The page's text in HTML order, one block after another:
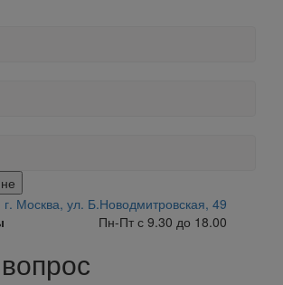
г. Москва, ул. Б.Новодмитровская, 49
Пн-Пт с 9.30 до 18.00